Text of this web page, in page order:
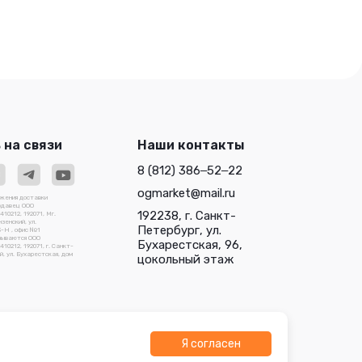
связи
доставки
ООО
192071, Мг.
ул.
Н , офис №1
ООО
192071, г. Санкт-
ул. Бухарестская, дом
Наши контакты
8 (812) 386‒52‒22
ogmarket@mail.ru
192238, г. Санкт-
Петербург, ул.
Бухарестская, 96,
цокольный этаж
Разработано вЯ согласен